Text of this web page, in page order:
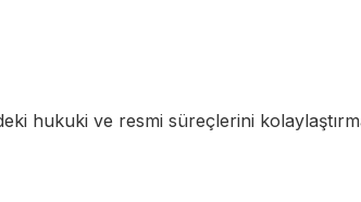
hukuki ve resmi süreçlerini